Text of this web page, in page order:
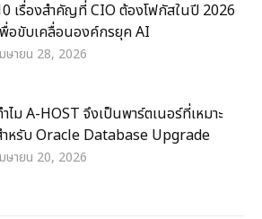
เรื่องสำคัญที่ CIO ต้องโฟกัสในปี 2026
อขับเคลื่อนองค์กรยุค AI
มษายน 28, 2026
ไม A-HOST จึงเป็นพาร์ตเนอร์ที่เหมาะ
หรับ Oracle Database Upgrade
มษายน 20, 2026